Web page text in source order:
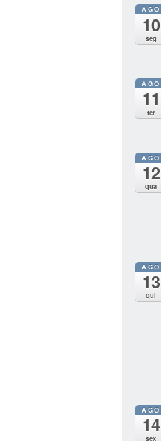
AGO
10
seg
AGO
11
ter
AGO
12
qua
AGO
13
qui
AGO
14
sex